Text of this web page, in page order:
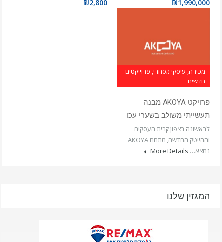
₪1,990,000
₪2,800
מכירה, עיסקי מסחרי, פרוייקטים
חדשים
פרויקט AKOYA מבנה
תעשייתי משולב בשערי עכו
לראשונה בצפון קרית העסקים
וההייטק החדשה, מתחם AKOYA
נמצא… More Details
המגזין שלנו